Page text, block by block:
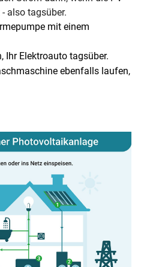
also tagsüber.
mit einem
Ihr Elektroauto tagsüber.
ebenfalls laufen,